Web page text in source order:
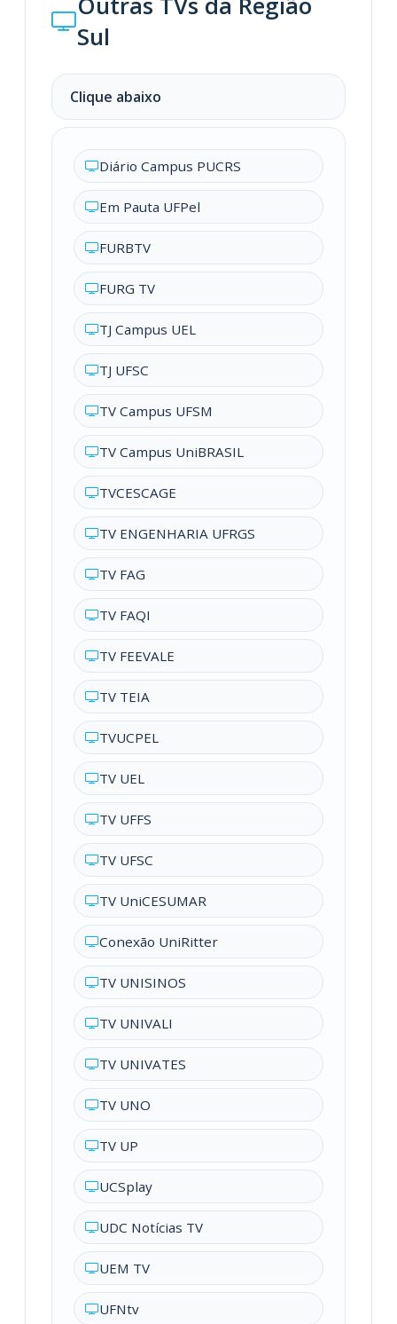
Sul
Clique abaixo
Diário Campus PUCRS
Em Pauta UFPel
FURBTV
FURG TV
TJ Campus UEL
TJ UFSC
TV Campus UFSM
TV Campus UniBRASIL
TVCESCAGE
TV ENGENHARIA UFRGS
TV FAG
TV FAQI
TV FEEVALE
TV TEIA
TVUCPEL
TV UEL
TV UFFS
TV UFSC
TV UniCESUMAR
Conexão UniRitter
TV UNISINOS
TV UNIVALI
TV UNIVATES
TV UNO
TV UP
UCSplay
UDC Notícias TV
UEM TV
UFNtv